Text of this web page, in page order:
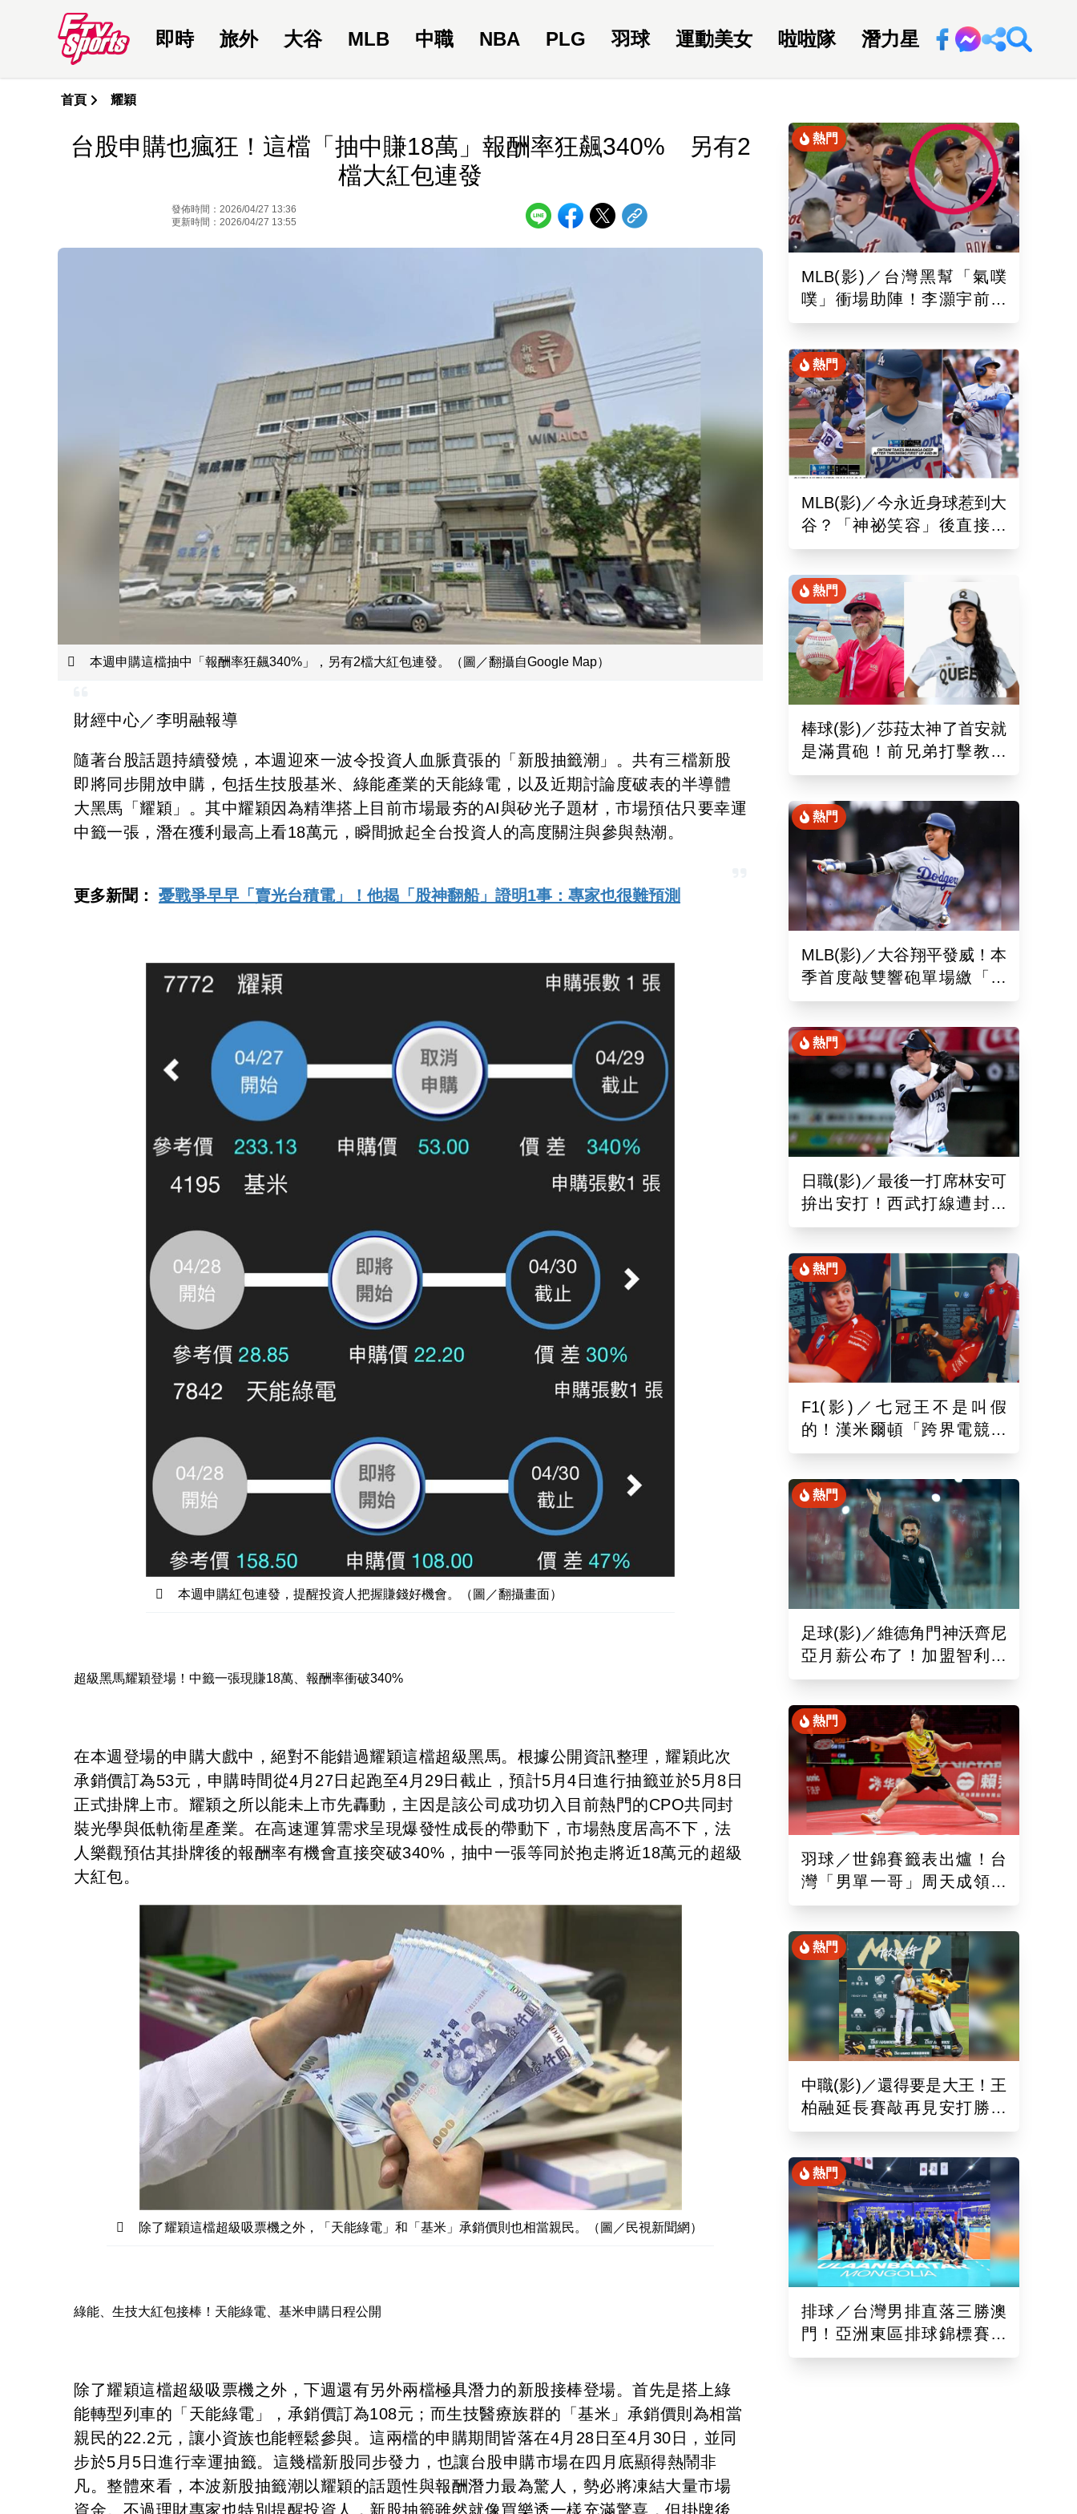
即時 旅外 大谷 MLB 中職 NBA PLG 羽球 運動美女 啦啦隊 潛力星 回新聞網
首頁 耀穎
台股申購也瘋狂！這檔「抽中賺18萬」報酬率狂飆340% 另有2
檔大紅包連發
發佈時間：2026/04/27 13:36
更新時間：2026/04/27 13:55
本週申購這檔抽中「報酬率狂飆340%」，另有2檔大紅包連發。（圖／翻攝自Google Map）
財經中心／李明融報導
隨著台股話題持續發燒，本週迎來一波令投資人血脈賁張的「新股抽籤潮」。共有三檔新股
即將同步開放申購，包括生技股基米、綠能產業的天能綠電，以及近期討論度破表的半導體
大黑馬「耀穎」。其中耀穎因為精準搭上目前市場最夯的AI與矽光子題材，市場預估只要幸運
中籤一張，潛在獲利最高上看18萬元，瞬間掀起全台投資人的高度關注與參與熱潮。
更多新聞： 憂戰爭早早「賣光台積電」！他揭「股神翻船」證明1事：專家也很難預測
本週申購紅包連發，提醒投資人把握賺錢好機會。（圖／翻攝畫面）
超級黑馬耀穎登場！中籤一張現賺18萬、報酬率衝破340%
在本週登場的申購大戲中，絕對不能錯過耀穎這檔超級黑馬。根據公開資訊整理，耀穎此次
承銷價訂為53元，申購時間從4月27日起跑至4月29日截止，預計5月4日進行抽籤並於5月8日
正式掛牌上市。耀穎之所以能未上市先轟動，主因是該公司成功切入目前熱門的CPO共同封
裝光學與低軌衛星產業。在高速運算需求呈現爆發性成長的帶動下，市場熱度居高不下，法
人樂觀預估其掛牌後的報酬率有機會直接突破340%，抽中一張等同於抱走將近18萬元的超級
大紅包。
除了耀穎這檔超級吸票機之外，「天能綠電」和「基米」承銷價則也相當親民。（圖／民視新聞網）
綠能、生技大紅包接棒！天能綠電、基米申購日程公開
除了耀穎這檔超級吸票機之外，下週還有另外兩檔極具潛力的新股接棒登場。首先是搭上綠
能轉型列車的「天能綠電」，承銷價訂為108元；而生技醫療族群的「基米」承銷價則為相當
親民的22.2元，讓小資族也能輕鬆參與。這兩檔的申購期間皆落在4月28日至4月30日，並同
步於5月5日進行幸運抽籤。這幾檔新股同步發力，也讓台股申購市場在四月底顯得熱鬧非
凡。整體來看，本波新股抽籤潮以耀穎的話題性與報酬潛力最為驚人，勢必將凍結大量市場
資金。不過理財專家也特別提醒投資人，新股抽籤雖然就像買樂透一樣充滿驚喜，但掛牌後
熱門
MLB(影)／台灣黑幫「氣噗
噗」衝場助陣！李灝宇前輩
遭觸身球「引爆大場面」
熱門
MLB(影)／今永近身球惹到大
谷？「神祕笑容」後直接開
轟 日球迷：這笑壓迫感太
熱門
棒球(影)／莎菈太神了首安就
是滿貫砲！前兄弟打擊教練
締造美國女子職棒聯盟紀錄
熱門
MLB(影)／大谷翔平發威！本
季首度敲雙響砲單場繳「猛
打賞」！道奇依舊苦吞6連敗
熱門
日職(影)／最後一打席林安可
拚出安打！西武打線遭封鎖
0：8不敵羅德吞2連敗
熱門
F1(影)／七冠王不是叫假
的！漢米爾頓「跨界電競」
狂飆 創最速成績職業選手
熱門
足球(影)／維德角門神沃齊尼
亞月薪公布了！加盟智利豪
門還讓聯盟破例改規定
熱門
羽球／世錦賽籤表出爐！台
灣「男單一哥」周天成領軍
率15組台將遠赴印度拚戰
熱門
中職(影)／還得要是大王！王
柏融延長賽敲再見安打勝桃
猿 終止對戰5連敗
熱門
排球／台灣男排直落三勝澳
門！亞洲東區排球錦標賽開
紅盤 建立默契備戰亞運